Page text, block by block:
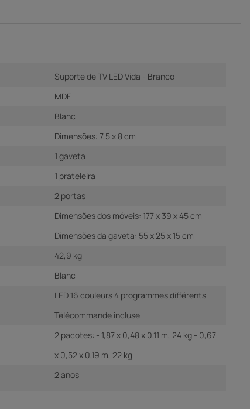
Suporte de TV LED Vida - Branco
MDF
Blanc
Dimensões: 7,5 x 8 cm
1 gaveta
1 prateleira
2 portas
Dimensões dos móveis: 177 x 39 x 45 cm
Dimensões da gaveta: 55 x 25 x 15 cm
42,9 kg
Blanc
LED 16 couleurs 4 programmes différents
Télécommande incluse
2 pacotes: - 1,87 x 0,48 x 0,11 m, 24 kg - 0,67
x 0,52 x 0,19 m, 22 kg
2 anos